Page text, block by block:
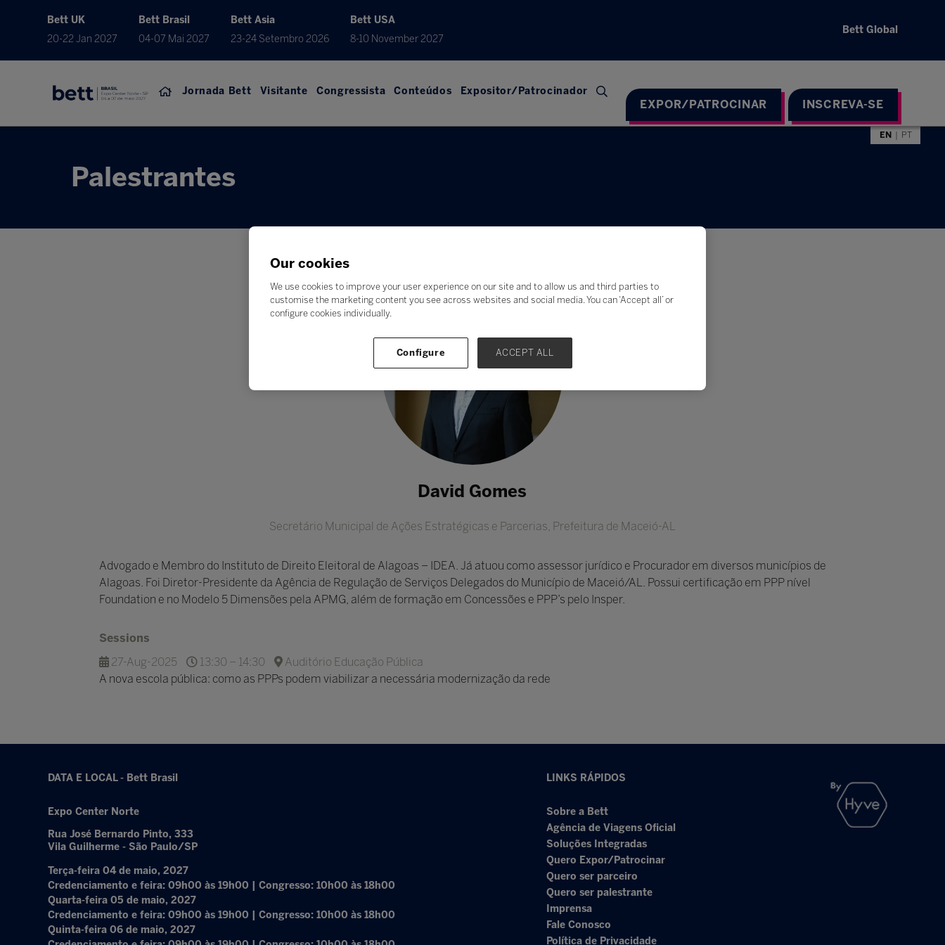
Bett UK
20-22 Jan 2027
Bett Brasil
04-07 Mai 2027
Bett Asia
23-24 Setembro 2026
Bett USA
8-10 November 2027
Bett Global
Jornada Bett Visitante Congressista Conteúdos Expositor/Patrocinador
EXPOR/PATROCINAR INSCREVA-SE
EN PT
Palestrantes
David Gomes
Secretário Municipal de Ações Estratégicas e Parcerias, Prefeitura de Maceió-AL
Advogado e Membro do Instituto de Direito Eleitoral de Alagoas – IDEA. Já atuou como assessor jurídico e Procurador em diversos municípios de
Alagoas. Foi Diretor-Presidente da Agência de Regulação de Serviços Delegados do Município de Maceió/AL. Possui certificação em PPP nível
Foundation e no Modelo 5 Dimensões pela APMG, além de formação em Concessões e PPP’s pelo Insper.
Sessions
27-Aug-2025
13:30 – 14:30
Auditório Educação Pública
A nova escola pública: como as PPPs podem viabilizar a necessária modernização da rede
DATA E LOCAL - Bett Brasil
Expo Center Norte
Rua José Bernardo Pinto, 333
Vila Guilherme - São Paulo/SP
Terça-feira 04 de maio, 2027
Credenciamento e feira: 09h00 às 19h00 | Congresso: 10h00 às 18h00
Quarta-feira 05 de maio, 2027
Credenciamento e feira: 09h00 às 19h00 | Congresso: 10h00 às 18h00
Quinta-feira 06 de maio, 2027
LINKS RÁPIDOS
Sobre a Bett
Agência de Viagens Oficial
Soluções Integradas
Quero Expor/Patrocinar
Quero ser parceiro
Quero ser palestrante
Imprensa
Fale Conosco
Política de Privacidade
Our cookies
We use cookies to improve your user experience on our site and to allow us and third parties to
customise the marketing content you see across websites and social media. You can ‘Accept all’ or
configure cookies individually.
Configure ACCEPT ALL